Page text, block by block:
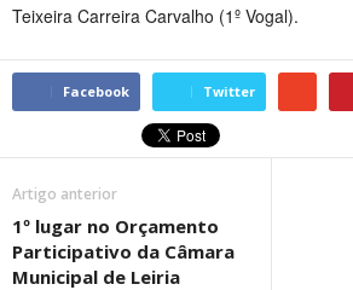
Teixeira Carreira Carvalho (1º Vogal).
Facebook Twitter
Artigo anterior
1º lugar no Orçamento
Participativo da Câmara
Municipal de Leiria